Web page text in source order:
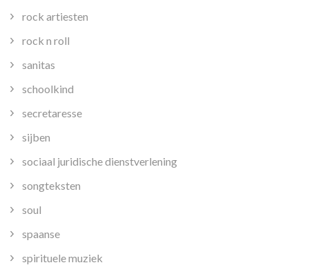
rock artiesten
rock n roll
sanitas
schoolkind
secretaresse
sijben
sociaal juridische dienstverlening
songteksten
soul
spaanse
spirituele muziek